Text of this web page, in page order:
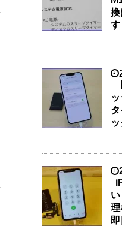
換
す
ッ
理